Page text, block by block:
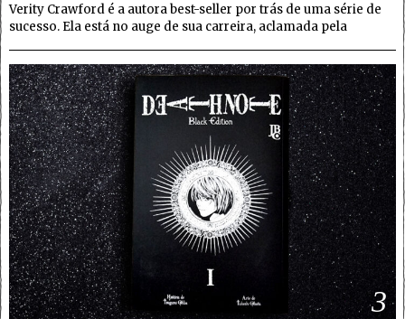
Verity Crawford é a autora best-seller por trás de uma série de
sucesso. Ela está no auge de sua carreira, aclamada pela
3